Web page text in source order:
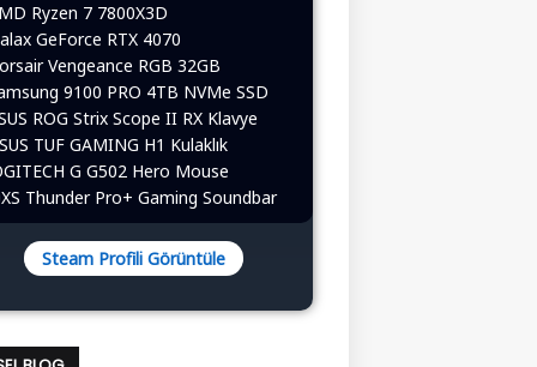
Ryzen 7 7800X3D
GeForce RTX 4070
Vengeance RGB 32GB
9100 PRO 4TB NVMe SSD
ROG Strix Scope II RX Klavye
TUF GAMING H1 Kulaklık
G G502 Hero Mouse
Thunder Pro+ Gaming Soundbar
Steam Profili Görüntüle